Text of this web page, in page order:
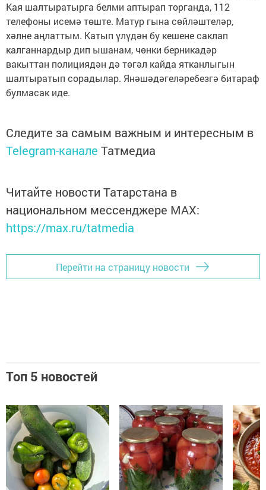
Кая шалтыратырга белми аптырап торганда, 112
телефоны исемә төште. Матур гына сөйләштеләр,
хәлне аңлаттым. Катып үлүдән бу кешене саклап
калганнардыр дип ышанам, чөнки берникадәр
вакыттан полициядән дә төгәл кайда ятканлыгын
шалтыратып сорадылар. Янәшәдәгеләребезгә битараф
булмасак иде.
Следите за самым важным и интересным в
Telegram-канале Татмедиа
Читайте новости Татарстана в
национальном мессенджере MАХ:
https://max.ru/tatmedia
Перейти на страницу новости
Топ 5 новостей